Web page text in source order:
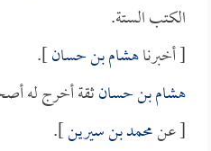
الكتب الستة.
[ أخبرناهشام بن حسان].
هشام بن حسانثقة أخرج له
[ عنمحمد بن سيرين].